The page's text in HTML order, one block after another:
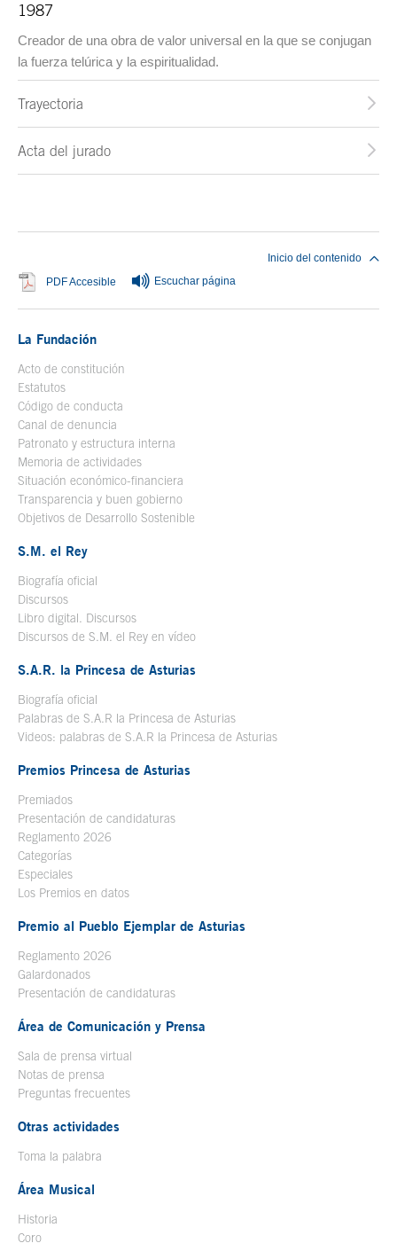
1987
Creador de una obra de valor universal en la que se conjugan
la fuerza telúrica y la espiritualidad.
Trayectoria
Acta del jurado
PDF Accesible Se abre en ventana nueva
Escuchar página
Inicio del contenido
La Fundación
Acto de constitución
Estatutos
Código de conducta
Canal de denuncia
Patronato y estructura interna
Memoria de actividades
Situación económico-financiera
Transparencia y buen gobierno
Objetivos de Desarrollo Sostenible
S.M. el Rey
Biografía oficial
Discursos
Libro digital. Discursos
Discursos de S.M. el Rey en vídeo
S.A.R. la Princesa de Asturias
Biografía oficial
Palabras de S.A.R la Princesa de Asturias
Videos: palabras de S.A.R la Princesa de Asturias
Premios Princesa de Asturias
Premiados
Presentación de candidaturas
Reglamento 2026
Categorías
Especiales
Los Premios en datos
Premio al Pueblo Ejemplar de Asturias
Reglamento 2026
Galardonados
Presentación de candidaturas
Área de Comunicación y Prensa
Sala de prensa virtual
Notas de prensa
Preguntas frecuentes
Otras actividades
Toma la palabra
Área Musical
Historia
Coro